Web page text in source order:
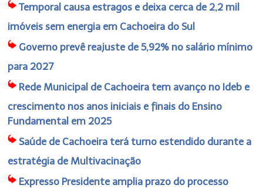
Temporal causa estragos e deixa cerca de 2,2 mil
imóveis sem energia em Cachoeira do Sul
Governo prevê reajuste de 5,92% no salário mínimo
para 2027
Rede Municipal de Cachoeira tem avanço no Ideb e
crescimento nos anos iniciais e finais do Ensino
Fundamental em 2025
Saúde de Cachoeira terá turno estendido durante a
estratégia de Multivacinação
Expresso Presidente amplia prazo do processo